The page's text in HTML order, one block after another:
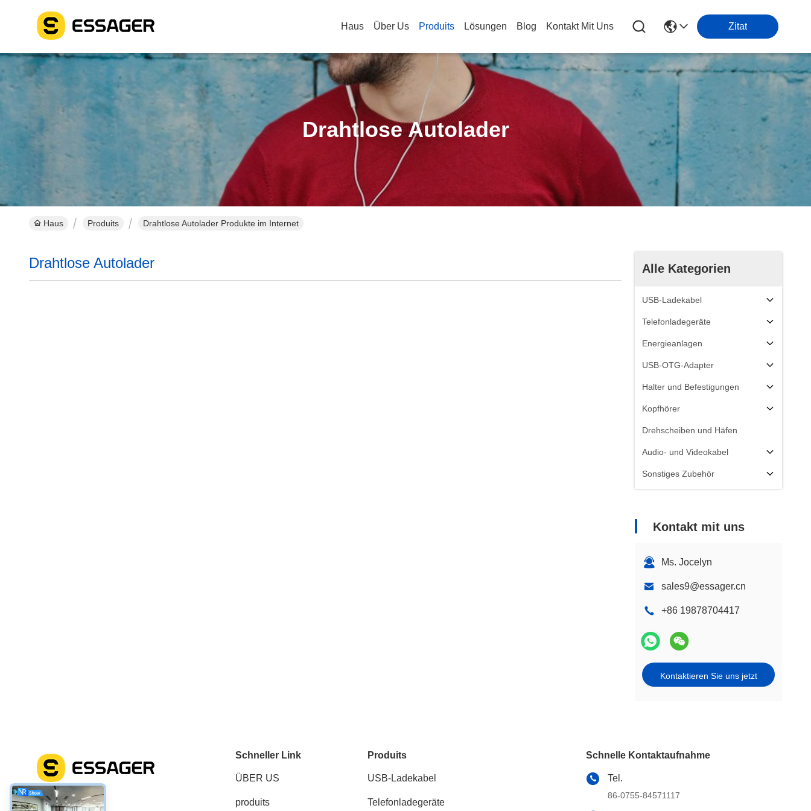
Haus Über Us Produits Lösungen Blog Kontakt Mit Uns Zitat
Drahtlose Autolader
Haus Produits Drahtlose Autolader Produkte im Internet
Alle Kategorien
USB-Ladekabel
Telefonladegeräte
Energieanlagen
USB-OTG-Adapter
Halter und Befestigungen
Kopfhörer
Drehscheiben und Häfen
Audio- und Videokabel
Sonstiges Zubehör
Kontakt mit uns
Ms. Jocelyn
sales9@essager.cn
+86 19878704417
Kontaktieren Sie uns jetzt
Drahtlose Autolader
Schneller Link
ÜBER US
produits
Produits
USB-Ladekabel
Telefonladegeräte
Schnelle Kontaktaufnahme
Tel.
86-0755-84571117